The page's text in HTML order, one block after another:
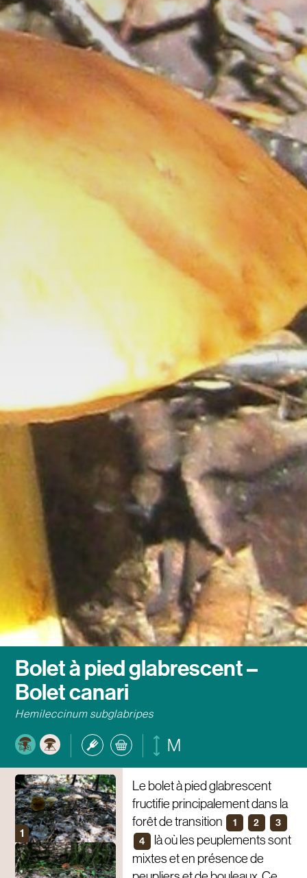
Bolet à pied glabrescent –
Bolet canari
Hemileccinum subglabripes
M
Le bolet à pied glabrescent
fructifie principalement dans la
forêt de transition
1 2
3
4
là où les peuplements sont
mixtes et en présence de